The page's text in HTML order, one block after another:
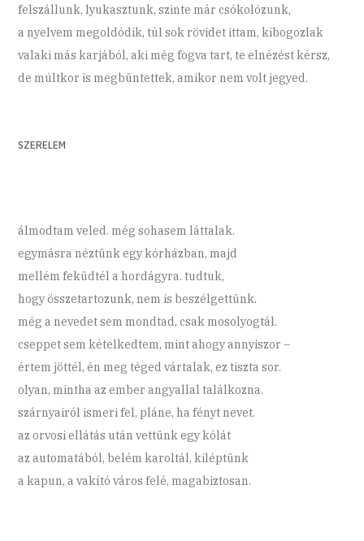
felszállunk, lyukasztunk, szinte már csókolózunk,
a nyelvem megoldódik, túl sok rövidet ittam, kibogozlak
valaki más karjából, aki még fogva tart, te elnézést kérsz,
de múltkor is megbüntettek, amikor nem volt jegyed.
SZERELEM
álmodtam veled. még sohasem láttalak.
egymásra néztünk egy kórházban, majd
mellém feküdtél a hordágyra. tudtuk,
hogy összetartozunk, nem is beszélgettünk.
még a nevedet sem mondtad, csak mosolyogtál.
cseppet sem kételkedtem, mint ahogy annyiszor –
értem jöttél, én meg téged vártalak, ez tiszta sor.
olyan, mintha az ember angyallal találkozna.
szárnyairól ismeri fel, pláne, ha fényt nevet.
az orvosi ellátás után vettünk egy kólát
az automatából, belém karoltál, kiléptünk
a kapun, a vakító város felé, magabiztosan.